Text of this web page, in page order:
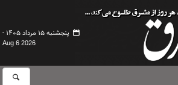
پنجشنبه ۱۵ مرداد ۱۴۰۵ -
Aug 6 2026